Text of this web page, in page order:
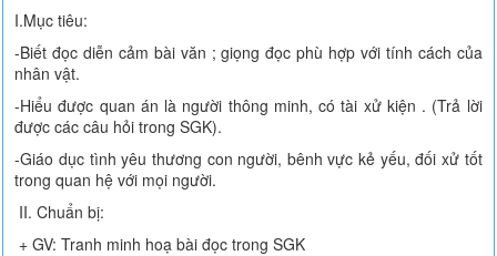
I.Mục tiêu:
-Biết đọc diễn cảm bài văn ; giọng đọc phù hợp với tính cách của
nhân vật.
-Hiểu được quan án là người thông minh, có tài xử kiện . (Trả lời
được các câu hỏi trong SGK).
-Giáo dục tình yêu thương con người, bênh vực kẻ yếu, đối xử tốt
trong quan hệ với mọi người.
II. Chuẩn bị:
+ GV: Tranh minh hoạ bài đọc trong SGK